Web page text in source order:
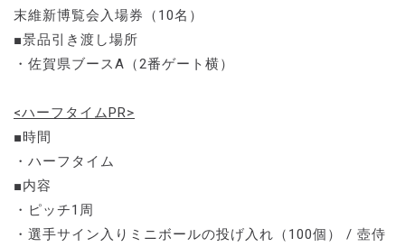
末維新博覧会入場券（10名）
■景品引き渡し場所
・佐賀県ブースA（2番ゲート横）
<ハーフタイムPR>
■時間
・ハーフタイム
■内容
・ピッチ1周
・選手サイン入りミニボールの投げ入れ（100個） / 壺侍